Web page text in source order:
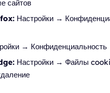
сайтов
Настройки →
→
Настройки → Файлы